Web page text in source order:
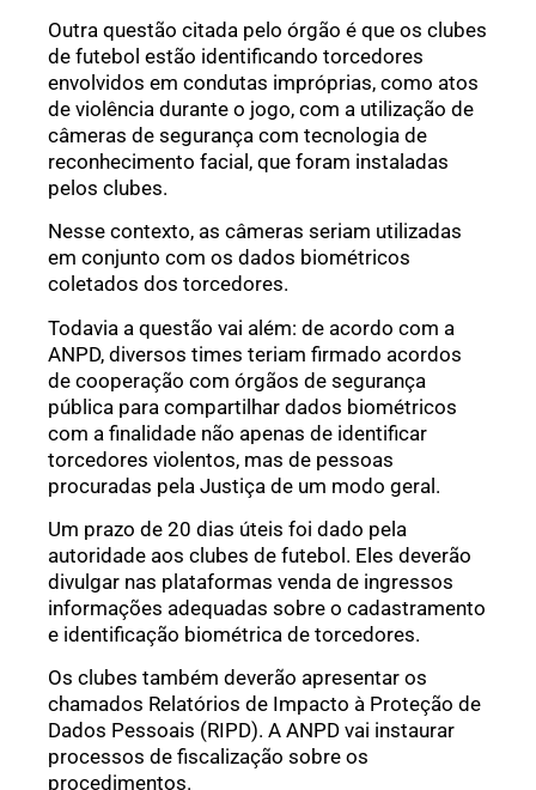
Outra questão citada pelo órgão é que os clubes
de futebol estão identificando torcedores
envolvidos em condutas impróprias, como atos
de violência durante o jogo, com a utilização de
câmeras de segurança com tecnologia de
reconhecimento facial, que foram instaladas
pelos clubes.
Nesse contexto, as câmeras seriam utilizadas
em conjunto com os dados biométricos
coletados dos torcedores.
Todavia a questão vai além: de acordo com a
ANPD, diversos times teriam firmado acordos
de cooperação com órgãos de segurança
pública para compartilhar dados biométricos
com a finalidade não apenas de identificar
torcedores violentos, mas de pessoas
procuradas pela Justiça de um modo geral.
Um prazo de 20 dias úteis foi dado pela
autoridade aos clubes de futebol. Eles deverão
divulgar nas plataformas venda de ingressos
informações adequadas sobre o cadastramento
e identificação biométrica de torcedores.
Os clubes também deverão apresentar os
chamados Relatórios de Impacto à Proteção de
Dados Pessoais (RIPD). A ANPD vai instaurar
processos de fiscalização sobre os
procedimentos.